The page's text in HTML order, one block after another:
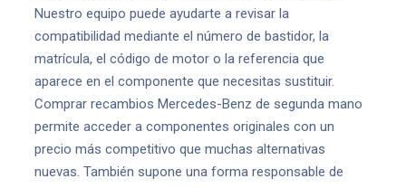
Nuestro equipo puede ayudarte a revisar la
compatibilidad mediante el número de bastidor, la
matrícula, el código de motor o la referencia que
aparece en el componente que necesitas sustituir.
Comprar recambios Mercedes-Benz de segunda mano
permite acceder a componentes originales con un
precio más competitivo que muchas alternativas
nuevas. También supone una forma responsable de